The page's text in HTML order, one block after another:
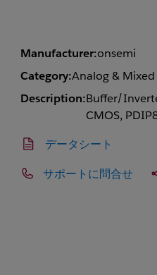
Manufacturer:onsemi
Category:Analog & Mixed
Description:Buffer/
CMOS,
データシート
サポートに問合せ